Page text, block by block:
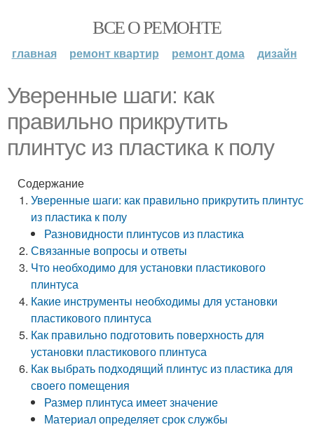
ВСЕ О РЕМОНТЕ
главная ремонт квартир ремонт дома дизайн
Уверенные шаги: как
правильно прикрутить
плинтус из пластика к полу
Содержание
Уверенные шаги: как правильно прикрутить плинтус
из пластика к полу
Разновидности плинтусов из пластика
Связанные вопросы и ответы
Что необходимо для установки пластикового
плинтуса
Какие инструменты необходимы для установки
пластикового плинтуса
Как правильно подготовить поверхность для
установки пластикового плинтуса
Как выбрать подходящий плинтус из пластика для
своего помещения
Размер плинтуса имеет значение
Материал определяет срок службы